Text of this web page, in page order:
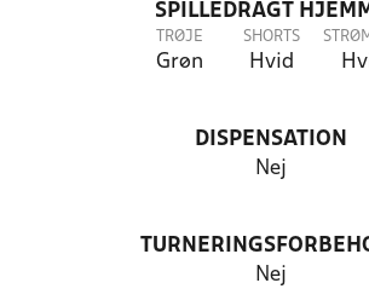
SPILLEDRAGT
TRØJE
Grøn
SHORTS
Hvid
DISPENSATION
Nej
Nej